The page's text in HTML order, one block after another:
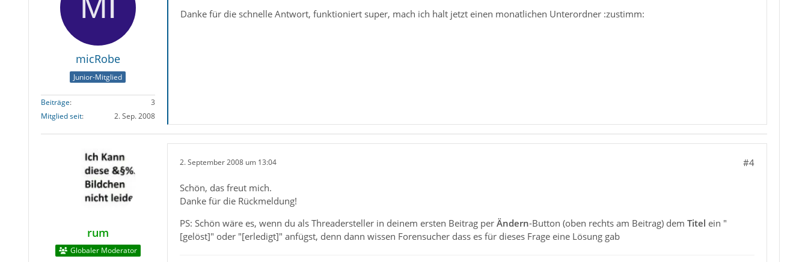
micRobe
Junior-Mitglied
Beiträge
3
Mitglied seit
2. Sep. 2008
Danke für die schnelle Antwort, funktioniert super, mach ich halt jetzt einen monatlichen Unterordner :zustimm:
rum
Globaler Moderator
2. September 2008 um 13:04 #4
Schön, das freut mich.
Danke für die Rückmeldung!
PS: Schön wäre es, wenn du als Threadersteller in deinem ersten Beitrag per Ändern-Button (oben rechts am Beitrag) dem Titel ein "
[gelöst]" oder "[erledigt]" anfügst, denn dann wissen Forensucher dass es für dieses Frage eine Lösung gab